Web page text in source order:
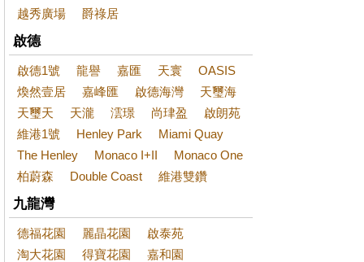
越秀廣場
爵祿居
啟德
啟德1號 龍譽 嘉匯 天寰
OASIS
煥然壹居
嘉峰匯 啟德海灣
天璽海
天璽天
天瀧 澐璟 尚珒盈
啟朗苑
維港1號
Henley Park
Miami Quay
The Henley
Monaco I+II
Monaco One
柏蔚森
Double Coast 維港雙鑽
九龍灣
德福花園 麗晶花園
啟泰苑
淘大花園
得寶花園 嘉和園